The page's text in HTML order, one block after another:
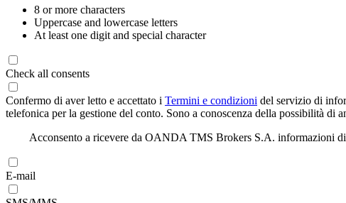
8 or more characters
Uppercase and lowercase letters
At least one digit and special character
Check all consents
Confermo di aver letto e accettato i Termini e condizioni del servizio di
telefonica per la gestione del conto. Sono a conoscenza della possibilità di
Acconsento a ricevere da OANDA TMS Brokers S.A. informazioni
E-mail